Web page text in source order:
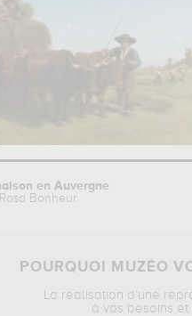
en Auvergne
Rosa Bonheur
POURQUOI MUZÉO
La réalisation d’une
à vos besoins